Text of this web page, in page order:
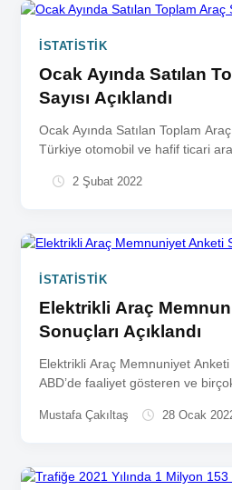
İSTATISTIK
Ocak Ayında Satılan
Sayısı Açıklandı
Ocak Ayında Satılan Toplam Araç
Türkiye otomobil ve hafif ticari
2 Şubat 2022
İSTATISTIK
Elektrikli Araç
Sonuçları Açıklandı
Elektrikli Araç Memnuniyet Anketi
ABD’de faaliyet gösteren ve
Mustafa Çakıltaş 28 Ocak